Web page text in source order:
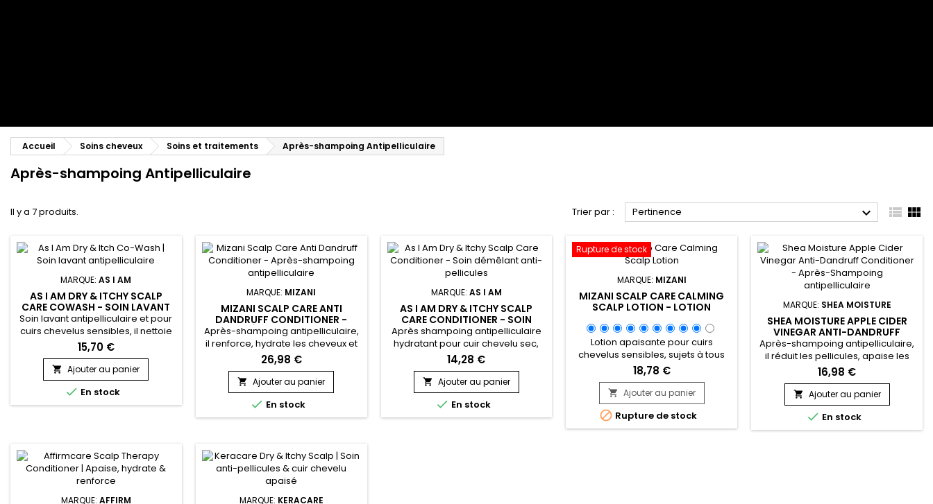
Accueil Soins cheveux Soins et traitements Après-shampoing Antipelliculaire
Après-shampoing Antipelliculaire
Il y a 7 produits. Trier par : Pertinence   
MARQUE:AS I AM
AS I AM DRY & ITCHY SCALP
CARE COWASH - SOIN LAVANT
ANTIPELLICULAIRE
Soin lavant antipelliculaire et pour
cuirs chevelus sensibles, il nettoie
en douceur, lutte contre les
démangeaisons et les pellicules.
As I Am Dry & Itchy Scalp Care Co-
Wash offre un nettoyage en
profondeur, tout en préservant
l’hydratation naturelle des
Grâce...
15,70 €
 Ajouter au panier
 En stock
MARQUE: MIZANI
MIZANI SCALP CARE ANTI
DANDRUFF CONDITIONER -
APRÈS-SHAMPOING
ANTIPELLICULAIRE
Après-shampoing antipelliculaire,
il renforce, hydrate les cheveux et
apaise le cuir chevelu. Mizani
Scalp Care Reviving and
Refreshing Antidandruff
Conditioner arrête les
desquamations, lutte contre les
pellicules, régénère, hydrate et
types de cheveux, l’après-
shampoing antipelliculaire...
26,98 €
 Ajouter au panier
 En stock
MARQUE: AS I AM
AS I AM DRY & ITCHY SCALP
CARE CONDITIONER - SOIN
DÉMÊLANT ANTI-PELLICULES
Après shampoing antipelliculaire
hydratant pour cuir chevelu sec,
sensible et irrité. As I Am Dry And
Itchy Scalp Care nourrit, démêle et
répare les cheveux , calme les
démangeaisons et les irritations
du cuir chevelu. L’après
shampoing hydratant anti-
14,28 €
 Ajouter au panier
 En stock
Rupture de stock
MARQUE: MIZANI
MIZANI SCALP CARE CALMING
SCALP LOTION - LOTION
Lotion apaisante pour cuirs
chevelus sensibles, sujets à tous
types de pellicules,
démangeaisons et
irritations.&nbsp; Elle agit tel un
baume réconfortant qui apporte
hydratation et apaisement et
contribue à éliminer les pellicules.
18,78 €
 Ajouter au panier
 Rupture de stock
MARQUE: SHEA MOISTURE
SHEA MOISTURE APPLE CIDER
VINEGAR ANTI-DANDRUFF
CONDITIONER - APRÈS-
SHAMPOING ANTIPELLICULAIRE
Après-shampoing antipelliculaire,
il réduit les pellicules, apaise les
démangeaisons et hydrate sans
alourdir grâce à l’acide salicylique
et au vinaigre de cidre et à la
vitamine B3. Formulé avec du
beurre de karité et de l’huile
d’arbre à thé, SheaMoisture Anti-
16,98 €
 Ajouter au panier
 En stock
MARQUE: AFFIRM MARQUE: KERACARE